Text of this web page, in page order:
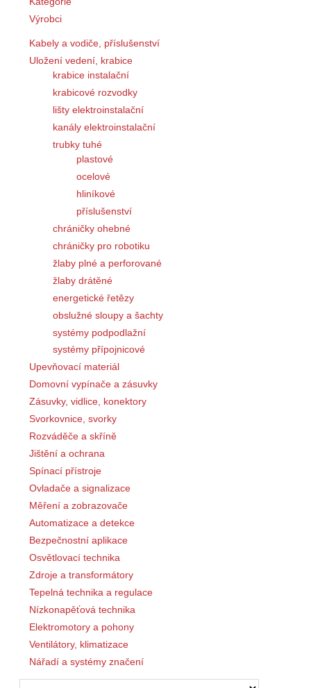
Výrobci
Kabely a vodiče, příslušenství
Uložení vedení, krabice
krabice instalační
krabicové rozvodky
lišty elektroinstalační
kanály elektroinstalační
trubky tuhé
plastové
ocelové
hliníkové
příslušenství
chráničky ohebné
chráničky pro robotiku
žlaby plné a perforované
žlaby drátěné
energetické řetězy
obslužné sloupy a šachty
systémy podpodlažní
systémy přípojnicové
Upevňovací materiál
Domovní vypínače a zásuvky
Zásuvky, vidlice, konektory
Svorkovnice, svorky
Rozváděče a skříně
Jištění a ochrana
Spínací přístroje
Ovladače a signalizace
Měření a zobrazovače
Automatizace a detekce
Bezpečnostní aplikace
Osvětlovací technika
Zdroje a transformátory
Tepelná technika a regulace
Nízkonapěťová technika
Elektromotory a pohony
Ventilátory, klimatizace
Nářadí a systémy značení